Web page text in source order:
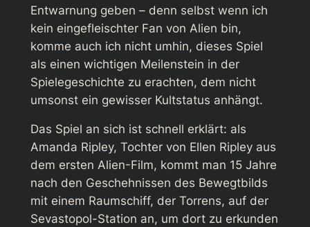
Entwarnung geben – denn selbst wenn ich
kein eingefleischter Fan von Alien bin,
komme auch ich nicht umhin, dieses Spiel
als einen wichtigen Meilenstein in der
Spielegeschichte zu erachten, dem nicht
umsonst ein gewisser Kultstatus anhängt.
Das Spiel an sich ist schnell erklärt: als
Amanda Ripley, Tochter von Ellen Ripley aus
dem ersten Alien-Film, kommt man 15 Jahre
nach den Geschehnissen des Bewegtbilds
mit einem Raumschiff, der Torrens, auf der
Sevastopol-Station an, um dort zu erkunden